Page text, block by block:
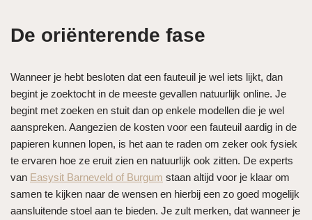
De oriënterende fase
Wanneer je hebt besloten dat een fauteuil je wel iets lijkt, dan
begint je zoektocht in de meeste gevallen natuurlijk online. Je
begint met zoeken en stuit dan op enkele modellen die je wel
aanspreken. Aangezien de kosten voor een fauteuil aardig in de
papieren kunnen lopen, is het aan te raden om zeker ook fysiek
te ervaren hoe ze eruit zien en natuurlijk ook zitten. De experts
van Easysit Barneveld of Burgum staan altijd voor je klaar om
samen te kijken naar de wensen en hierbij een zo goed mogelijk
aansluitende stoel aan te bieden. Je zult merken, dat wanneer je